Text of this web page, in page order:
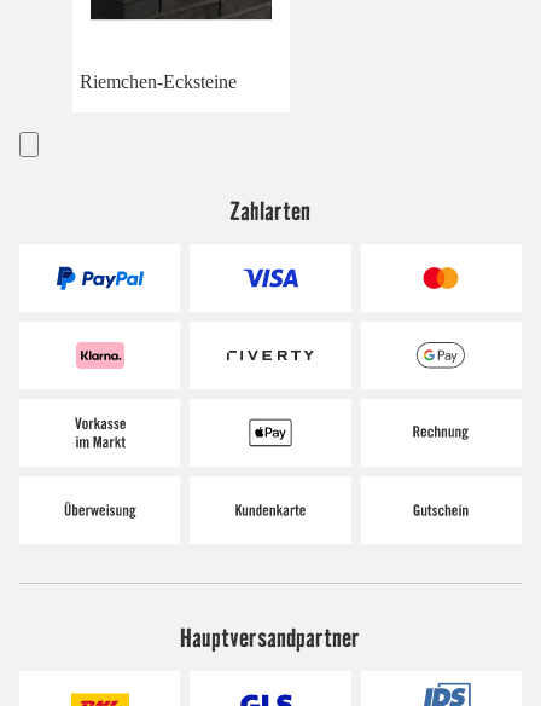
Riemchen-Ecksteine
Zahlarten
Hauptversandpartner